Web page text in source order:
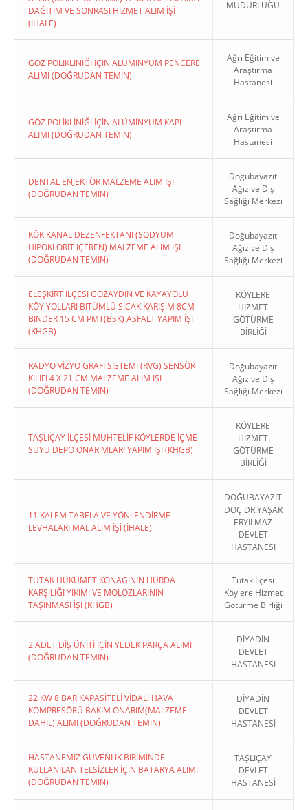
DAĞITIM VE SONRASI HİZMET ALIM İŞİ
(İHALE)
MÜDÜRLÜĞÜ
GÖZ POLİKLİNİĞİ İÇİN ALÜMİNYUM PENCERE
ALIMI (DOĞRUDAN TEMIN)
Ağrı Eğitim ve
Araştırma
Hastanesi
GÖZ POLİKLİNİĞİ İÇİN ALÜMİNYUM KAPI
ALIMI (DOĞRUDAN TEMIN)
Ağrı Eğitim ve
Araştırma
Hastanesi
DENTAL ENJEKTÖR MALZEME ALIM İŞİ
(DOĞRUDAN TEMIN)
Doğubayazıt
Ağız ve Diş
Sağlığı Merkezi
KÖK KANAL DEZENFEKTANI (SODYUM
HİPOKLORİT İÇEREN) MALZEME ALIM İŞİ
(DOĞRUDAN TEMIN)
Doğubayazıt
Ağız ve Diş
Sağlığı Merkezi
ELEŞKIRT İLÇESI GÖZAYDIN VE KAYAYOLU
KÖY YOLLARI BITÜMLÜ SICAK KARIŞIM 8CM
BINDER 15 CM PMT(BSK) ASFALT YAPIM İŞI
(KHGB)
KÖYLERE
HİZMET
GÖTÜRME
BİRLİĞİ
RADYO VİZYO GRAFİ SİSTEMİ (RVG) SENSÖR
KILIFI 4 X 21 CM MALZEME ALIM İŞİ
(DOĞRUDAN TEMIN)
Doğubayazıt
Ağız ve Diş
Sağlığı Merkezi
TAŞLIÇAY İLÇESİ MUHTELİF KÖYLERDE İÇME
SUYU DEPO ONARIMLARI YAPIM İŞİ (KHGB)
KÖYLERE
HİZMET
GÖTÜRME
BİRLİĞİ
11 KALEM TABELA VE YÖNLENDİRME
LEVHALARI MAL ALIM İŞİ (İHALE)
DOĞUBAYAZIT
DOÇ DR.YAŞAR
ERYILMAZ
DEVLET
HASTANESİ
TUTAK HÜKÜMET KONAĞININ HURDA
KARŞILIĞI YIKIMI VE MOLOZLARININ
TAŞINMASI İŞI (KHGB)
Tutak İlçesi
Köylere Hizmet
Götürme Birliği
2 ADET DİŞ ÜNİTİ İÇİN YEDEK PARÇA ALIMI
(DOĞRUDAN TEMIN)
DİYADİN
DEVLET
HASTANESİ
22 KW 8 BAR KAPASİTELİ VİDALI HAVA
KOMPRESÖRÜ BAKIM ONARIM(MALZEME
DAHİL) ALIMI (DOĞRUDAN TEMIN)
DİYADİN
DEVLET
HASTANESİ
HASTANEMİZ GÜVENLİK BİRİMİNDE
KULLANILAN TELSİZLER İÇİN BATARYA ALIMI
(DOĞRUDAN TEMIN)
TAŞLIÇAY
DEVLET
HASTANESİ